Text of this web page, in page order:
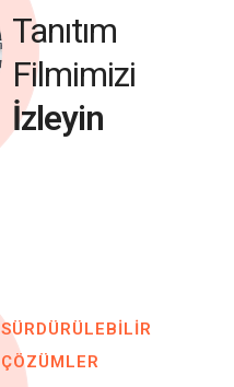
Tanıtım
Filmimizi
İzleyin
SÜRDÜRÜLEBİLİR
ÇÖZÜMLER